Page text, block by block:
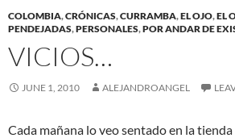
COLOMBIA,CRÓNICAS,CURRAMBA,EL OJO,EL
PENDEJADAS,PERSONALES,POR ANDAR DE
VICIOS…
JUNE 1, 2010 ALEJANDROANGEL
Cada mañana lo veo sentado en la